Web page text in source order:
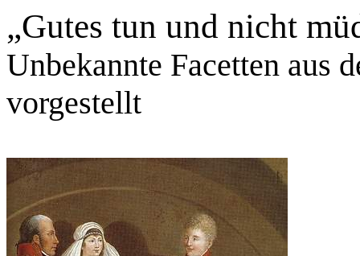
„Gutes tun und nicht
Unbekannte Facetten aus
vorgestellt